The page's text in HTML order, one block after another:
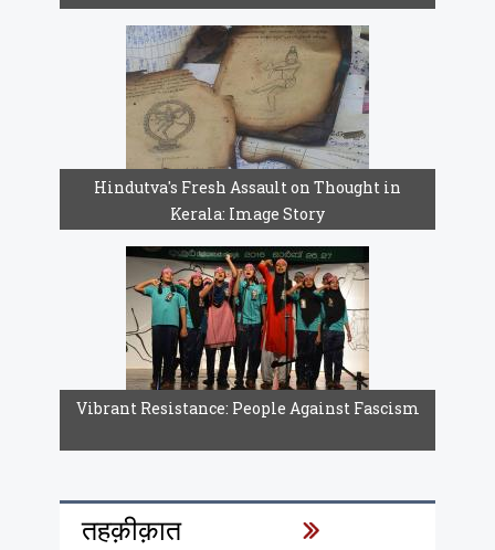
Hindutva's Fresh Assault on Thought in
Kerala: Image Story
Vibrant Resistance: People Against Fascism
तहक़ीक़ात